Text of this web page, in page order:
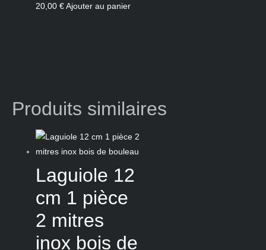
20,00 €Ajouter au panier
Produits similaires
Laguiole 12
cm 1 pièce
2 mitres
inox bois de